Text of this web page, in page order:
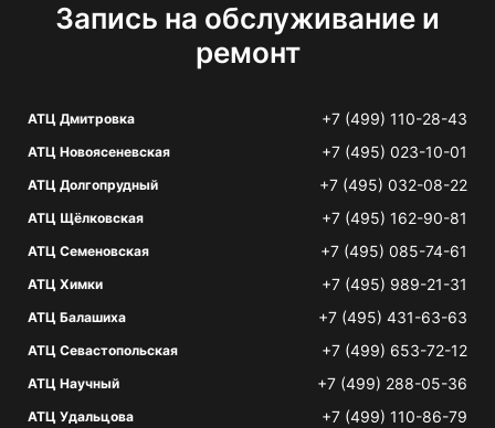
Запись на обслуживание и
ремонт
АТЦ Дмитровка +7 (499) 110-28-43
АТЦ Новоясеневская +7 (495) 023-10-01
АТЦ Долгопрудный +7 (495) 032-08-22
АТЦ Щёлковская +7 (495) 162-90-81
АТЦ Семеновская +7 (495) 085-74-61
АТЦ Химки +7 (495) 989-21-31
АТЦ Балашиха +7 (495) 431-63-63
АТЦ Севастопольская +7 (499) 653-72-12
АТЦ Научный +7 (499) 288-05-36
АТЦ Удальцова +7 (499) 110-86-79